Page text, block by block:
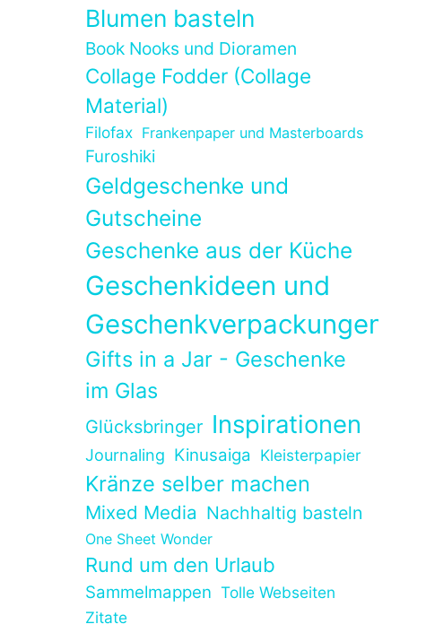
Blumen basteln
Book Nooks und Dioramen
Collage Fodder (Collage
Material)
Filofax Frankenpaper und Masterboards
Furoshiki
Geldgeschenke und
Gutscheine
Geschenke aus der Küche
Geschenkideen und
Geschenkverpackungen
Gifts in a Jar - Geschenke
im Glas
Glücksbringer Inspirationen
Journaling Kinusaiga Kleisterpapier
Kränze selber machen
Mixed Media Nachhaltig basteln
One Sheet Wonder
Rund um den Urlaub
Sammelmappen Tolle Webseiten
Zitate